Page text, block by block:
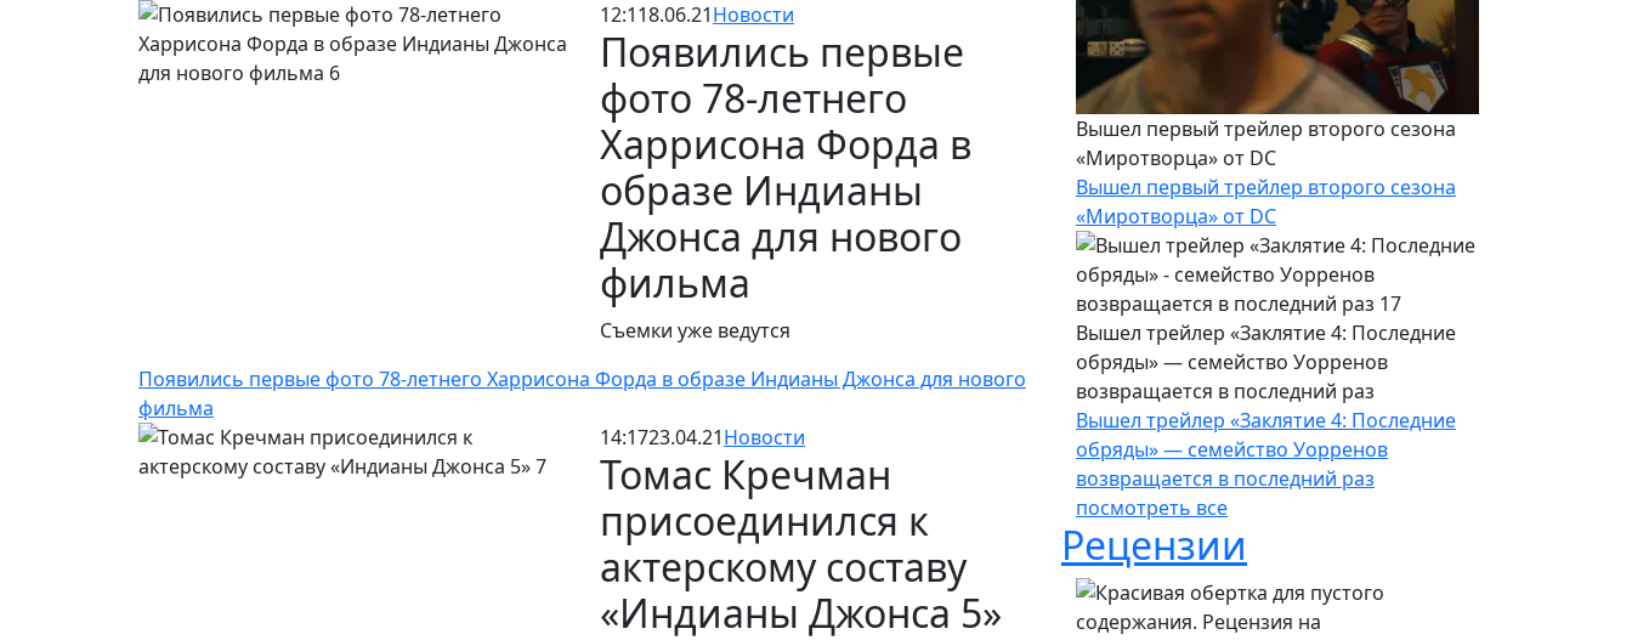
12:118.06.21Новости
Появились первые
фото 78-летнего
Харрисона Форда в
образе Индианы
Джонса для нового
фильма
Съемки уже ведутся
Появились первые фото 78-летнего Харрисона Форда в образе Индианы Джонса для нового
фильма
14:1723.04.21Новости
Томас Кречман
присоединился к
актерскому составу
«Индианы Джонса 5»
Вышел первый трейлер второго сезона
«Миротворца» от DC
Вышел первый трейлер второго сезона
«Миротворца» от DC
Вышел трейлер «Заклятие 4: Последние
обряды» — семейство Уорренов
возвращается в последний раз
Вышел трейлер «Заклятие 4: Последние
обряды» — семейство Уорренов
возвращается в последний раз
посмотреть все
Рецензии